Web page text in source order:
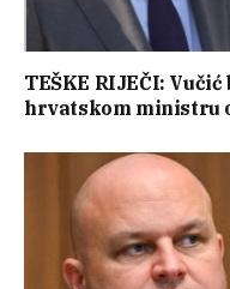
TEŠKE RIJEČI:
hrvatskom ministru